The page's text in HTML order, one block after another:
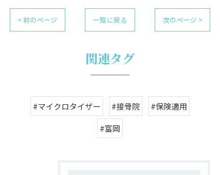
< 前のページ 一覧に戻る 次のページ >
関連タグ
#マイクロタイザー #接骨院
#保険適用
#富岡